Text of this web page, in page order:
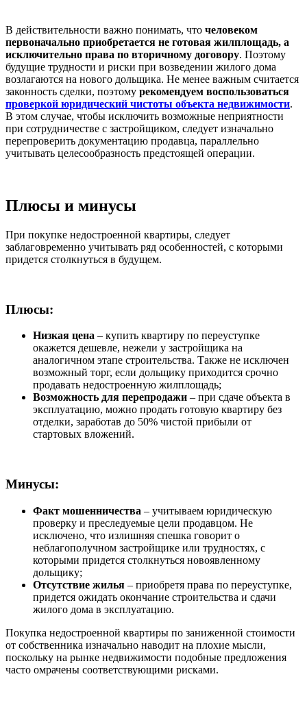
В действительности важно понимать, что человеком
первоначально приобретается не готовая жилплощадь, а
исключительно права по вторичному договору. Поэтому
будущие трудности и риски при возведении жилого дома
возлагаются на нового дольщика. Не менее важным считается
законность сделки, поэтому рекомендуем воспользоваться
проверкой юридический чистоты объекта недвижимости.
В этом случае, чтобы исключить возможные неприятности
при сотрудничестве с застройщиком, следует изначально
перепроверить документацию продавца, параллельно
учитывать целесообразность предстоящей операции.
Плюсы и минусы
При покупке недостроенной квартиры, следует
заблаговременно учитывать ряд особенностей, с которыми
придется столкнуться в будущем.
Плюсы:
Низкая цена – купить квартиру по переуступке
окажется дешевле, нежели у застройщика на
аналогичном этапе строительства. Также не исключен
возможный торг, если дольщику приходится срочно
продавать недостроенную жилплощадь;
Возможность для перепродажи – при сдаче объекта в
эксплуатацию, можно продать готовую квартиру без
отделки, заработав до 50% чистой прибыли от
стартовых вложений.
Минусы:
Факт мошенничества – учитываем юридическую
проверку и преследуемые цели продавцом. Не
исключено, что излишняя спешка говорит о
неблагополучном застройщике или трудностях, с
которыми придется столкнуться новоявленному
дольщику;
Отсутствие жилья – приобретя права по переуступке,
придется ожидать окончание строительства и сдачи
жилого дома в эксплуатацию.
Покупка недостроенной квартиры по заниженной стоимости
от собственника изначально наводит на плохие мысли,
поскольку на рынке недвижимости подобные предложения
часто омрачены соответствующими рисками.